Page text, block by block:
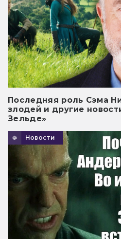
Последняя роль Сэма
злодей и другие
Зельде»
Новости